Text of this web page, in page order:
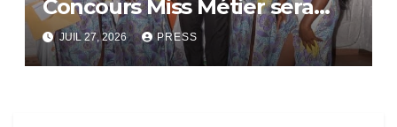
Concours Miss Métier sera
bientôt lance.
JUIL 27, 2026 PRESS